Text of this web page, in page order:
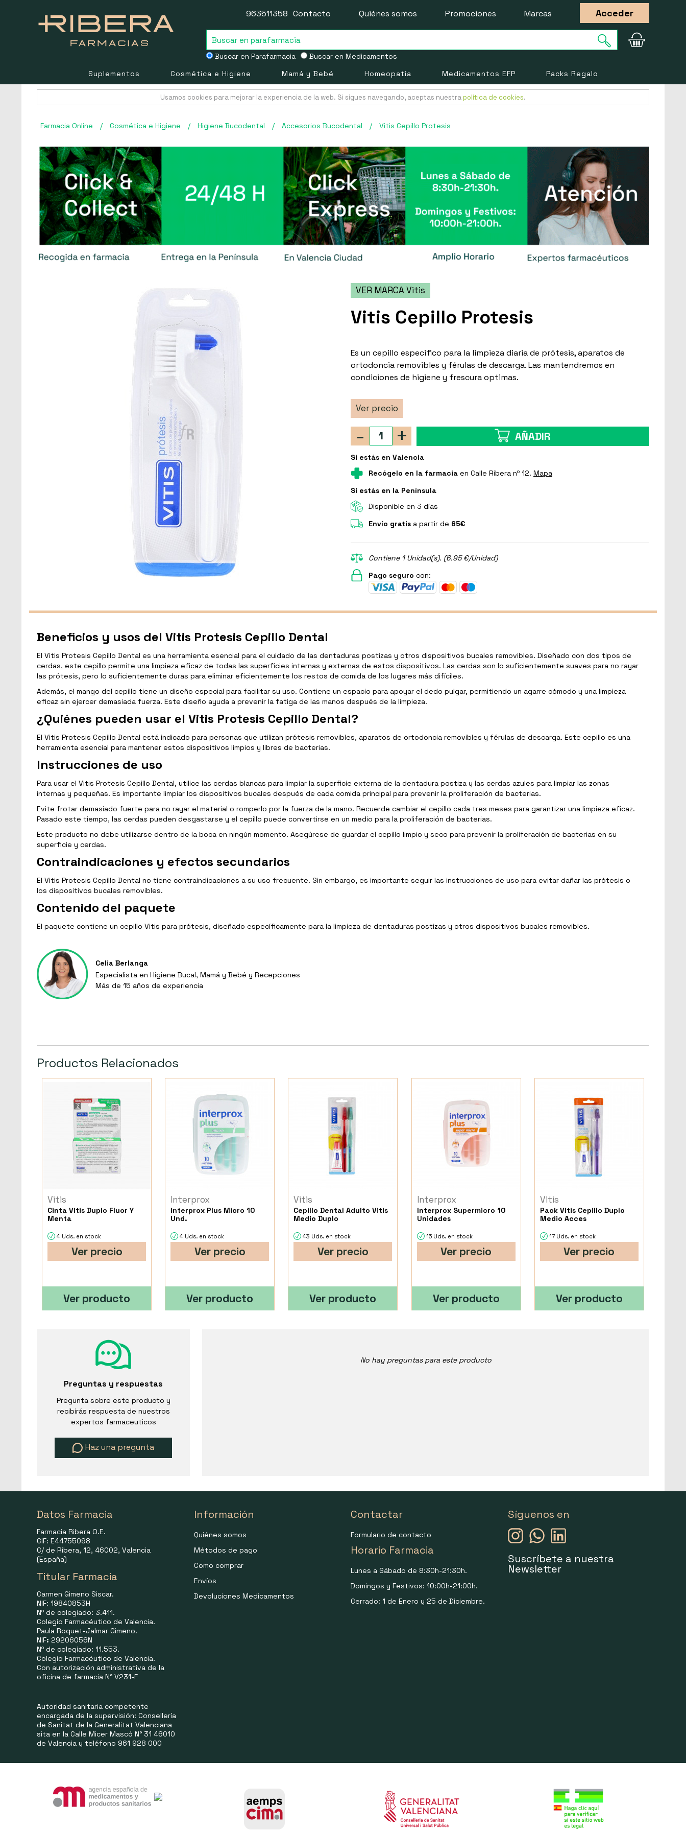
Buscar en Parafarmacia Buscar en Medicamentos
963511358 Contacto Quiénes somos Promociones Marcas Acceder
Suplementos Cosmética e Higiene Mamá y Bebé Homeopatía Medicamentos EFP Packs Regalo
Usamos cookies para mejorar la experiencia de la web. Si sigues navegando, aceptas nuestra política de cookies.
Farmacia Online / Cosmética e Higiene / Higiene Bucodental / Accesorios Bucodental / Vitis Cepillo Protesis
VER MARCA Vitis
Vitis Cepillo Protesis
Es un cepillo especifico para la limpieza diaria de prótesis, aparatos de
ortodoncia removibles y férulas de descarga. Las mantendremos en
condiciones de higiene y frescura optimas.
Ver precio
+
- AÑADIR
Si estás en Valencia
Recógelo en la farmacia en Calle Ribera nº 12. Mapa
Si estás en la Península
Disponible en 3 días
Envío gratis a partir de 65€
Contiene 1 Unidad(s). (6.95 €/Unidad)
Pago seguro con:
Beneficios y usos del Vitis Protesis Cepillo Dental
El Vitis Protesis Cepillo Dental es una herramienta esencial para el cuidado de las dentaduras postizas y otros dispositivos bucales removibles. Diseñado con dos tipos de
cerdas, este cepillo permite una limpieza eficaz de todas las superficies internas y externas de estos dispositivos. Las cerdas son lo suficientemente suaves para no rayar
las prótesis, pero lo suficientemente duras para eliminar eficientemente los restos de comida de los lugares más difíciles.
Además, el mango del cepillo tiene un diseño especial para facilitar su uso. Contiene un espacio para apoyar el dedo pulgar, permitiendo un agarre cómodo y una limpieza
eficaz sin ejercer demasiada fuerza. Este diseño ayuda a prevenir la fatiga de las manos después de la limpieza.
¿Quiénes pueden usar el Vitis Protesis Cepillo Dental?
El Vitis Protesis Cepillo Dental está indicado para personas que utilizan prótesis removibles, aparatos de ortodoncia removibles y férulas de descarga. Este cepillo es una
herramienta esencial para mantener estos dispositivos limpios y libres de bacterias.
Instrucciones de uso
Para usar el Vitis Protesis Cepillo Dental, utilice las cerdas blancas para limpiar la superficie externa de la dentadura postiza y las cerdas azules para limpiar las zonas
internas y pequeñas. Es importante limpiar los dispositivos bucales después de cada comida principal para prevenir la proliferación de bacterias.
Evite frotar demasiado fuerte para no rayar el material o romperlo por la fuerza de la mano. Recuerde cambiar el cepillo cada tres meses para garantizar una limpieza eficaz.
Pasado este tiempo, las cerdas pueden desgastarse y el cepillo puede convertirse en un medio para la proliferación de bacterias.
Este producto no debe utilizarse dentro de la boca en ningún momento. Asegúrese de guardar el cepillo limpio y seco para prevenir la proliferación de bacterias en su
superficie y cerdas.
Contraindicaciones y efectos secundarios
El Vitis Protesis Cepillo Dental no tiene contraindicaciones a su uso frecuente. Sin embargo, es importante seguir las instrucciones de uso para evitar dañar las prótesis o
los dispositivos bucales removibles.
Contenido del paquete
El paquete contiene un cepillo Vitis para prótesis, diseñado específicamente para la limpieza de dentaduras postizas y otros dispositivos bucales removibles.
Celia Berlanga
Especialista en Higiene Bucal, Mamá y Bebé y Recepciones
Más de 15 años de experiencia
Productos Relacionados
Vitis
Cinta Vitis Duplo Fluor Y
Menta
4 Uds. en stock
Ver precio
Ver producto
Interprox
Interprox Plus Micro 10
Und.
4 Uds. en stock
Ver precio
Ver producto
Vitis
Cepillo Dental Adulto Vitis
Medio Duplo
43 Uds. en stock
Ver precio
Ver producto
Interprox
Interprox Supermicro 10
Unidades
15 Uds. en stock
Ver precio
Ver producto
Vitis
Pack Vitis Cepillo Duplo
Medio Acces
17 Uds. en stock
Ver precio
Ver producto
Preguntas y respuestas
Pregunta sobre este producto y
recibirás respuesta de nuestros
expertos farmaceuticos
Haz una pregunta
No hay preguntas para este producto
Datos Farmacia
Farmacia Ribera O.E.
CIF: E44755098
C/ de Ribera, 12, 46002, Valencia
(España)
Titular Farmacia
Carmen Gimeno Siscar.
NIF: 19840853H
Nº de colegiado: 3.411.
Colegio Farmacéutico de Valencia.
Paula Roquet-Jalmar Gimeno.
NIF: 29206056N
Nº de colegiado: 11.553.
Colegio Farmacéutico de Valencia.
Con autorización administrativa de la
oficina de farmacia N° V231-F
Autoridad sanitaria competente
encargada de la supervisión: Consellería
de Sanitat de la Generalitat Valenciana
sita en la Calle Micer Mascó N° 31 46010
de Valencia y teléfono 961 928 000
Información
Quiénes somos
Métodos de pago
Como comprar
Envíos
Devoluciones Medicamentos
Contactar
Formulario de contacto
Horario Farmacia
Lunes a Sábado de 8:30h-21:30h.
Domingos y Festivos: 10:00h-21:00h.
Cerrado: 1 de Enero y 25 de Diciembre.
Síguenos en
Suscríbete a nuestra
Newsletter